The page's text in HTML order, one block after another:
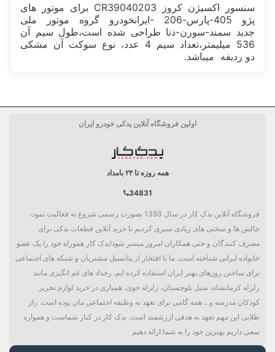
سنسور اکسیژن کروز CR39040203 برای موتور های
پژو 405-پارس-206 -ایرانخودرو گروه موتور ملی
جدید سمند-سورن-دنا طراحی شده است،طول سیم آن
536 میلیمتر،تعداد سیم 4 عدد، نوع سوکت آن مشکی
دو ردیفه میباشد.
جعبه تکی
سنسور
اولین فروشگاه آنلاین یدکی خودرو ایران
همه روزه تا ۲۴ بامداد
34831
فروشگاه آنلاین یدک کار در سال 1393 بصورت رسمی شروع به فعالیت نمود،
چالش ها و سختی های زیادی سپری کردیم تا خرید آنلاین قطعات یدکی برای
مصرف کنندگان و حتی همکاران امروز میسر شود!یدک کار هموراه خود را یک عضو
خانواده ایرانی شناخته است. ما با افتخار از پتانسیل مشتریان و شبکه های اجتماعی
برای ساختن روزهای بهتر ایران استفاده کرده ایم. رخداد های غم انگیزی مانند
زلزله کرمانشاه، سیل بلوچستان، زلزله خوی، همیاری در خرید لوازم تحریر
کودکان مدرسه و... همه گامی برای تعهد به وظیفه اجتماعی مان بوده است. راز
طلایی این مهم تعهد به هدفی ارزشمند است. یدک کار در کنار شماست و همواره
سعی داریم بهترین خود را به شما ارائه دهیم